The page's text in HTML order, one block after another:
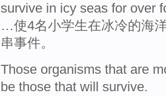
survive in icy seas for over
…使4名小学生在冰冷的海
串事件。
Those organisms that are
be those that will survive.